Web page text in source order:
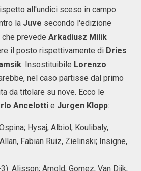
all'undici sceso in campo
la Juve secondo l'edizione
prevede Arkadiusz Milik
il posto rispettivamente di Dries
. Insostituibile Lorenzo
nel caso partisse dal primo
da titolare su nove. Ecco le
Ancelotti e Jurgen Klopp:
Hysaj, Albiol, Koulibaly,
Fabian Ruiz, Zielinski; Insigne,
Alisson; Arnold, Gomez, Van Dijk,